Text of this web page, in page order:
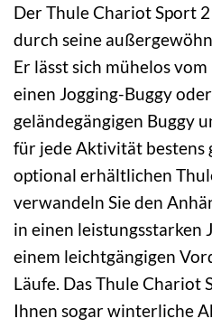
Der Thule Chariot Sport
durch seine
Er lässt sich mühelos vom
einen Jogging-Buggy
geländegängigen Buggy
für jede Aktivität bestens
optional erhältlichen
verwandeln Sie den
in einen leistungsstarken
einem leichtgängigen
Läufe. Das Thule
Ihnen sogar winterliche